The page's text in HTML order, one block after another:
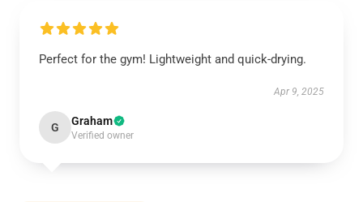
Perfect for the gym! Lightweight and quick-drying.
Apr 9, 2025
G Graham
Verified owner